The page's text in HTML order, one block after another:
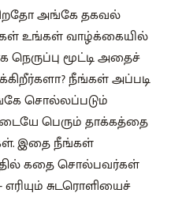
அங்கே தகவல்
உங்கள் வாழ்க்கையில்
மூட்டி அதைச்
நீங்கள் அப்படி
சொல்லப்படும்
பெரும் தாக்கத்தை
இதை நீங்கள்
கதை சொல்பவர்கள்
சுடரொளியைச்